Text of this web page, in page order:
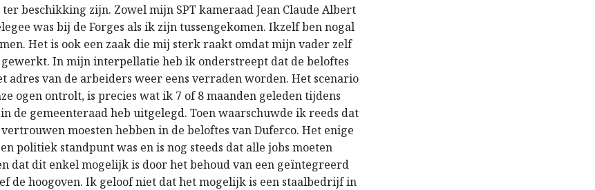
ter beschikking zijn. Zowel mijn SPT kameraad Jean Claude Albert
was bij de Forges als ik zijn tussengekomen. Ikzelf ben nogal
Het is ook een zaak die mij sterk raakt omdat mijn vader zelf
gewerkt. In mijn interpellatie heb ik onderstreept dat de beloftes
adres van de arbeiders weer eens verraden worden. Het scenario
ogen ontrolt, is precies wat ik 7 of 8 maanden geleden tijdens
de gemeenteraad heb uitgelegd. Toen waarschuwde ik reeds dat
moesten hebben in de beloftes van Duferco. Het enige
politiek standpunt was en is nog steeds dat alle jobs moeten
dat dit enkel mogelijk is door het behoud van een geïntegreerd
de hoogoven. Ik geloof niet dat het mogelijk is een staalbedrijf in